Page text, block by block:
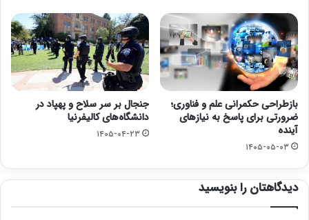
بازطراحی حکمرانی علم و فناوری؛
ضرورتی برای پاسخ به نیازهای
آینده
۱۴۰۵-۰۵-۰۳
جنجال بر سر سلاح و پهپاد در
دانشگاه‌های کالیفرنیا
۱۴۰۵-۰۴-۲۳
دیدگاهتان را بنویسید